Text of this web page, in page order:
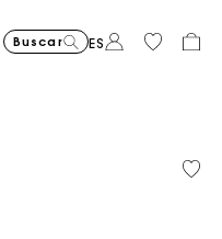
Buscar ES